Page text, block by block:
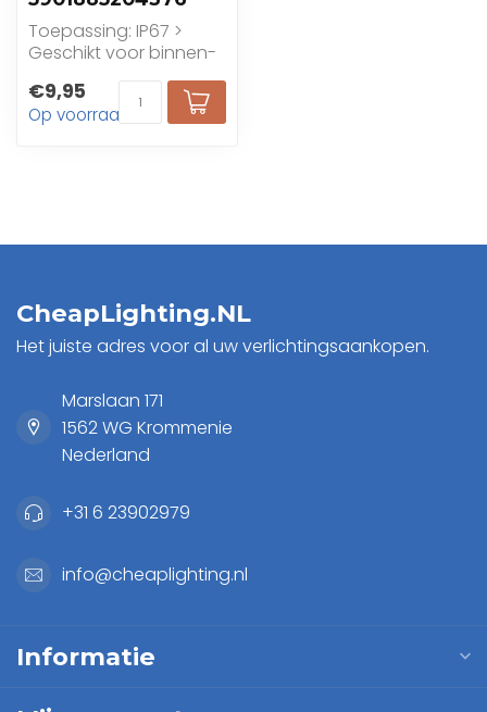
Toepassing: IP67 >
Geschikt voor binnen-
buitentoepassingen,
niet programmeerb...
€9,95
Op voorraad
CheapLighting.NL
Het juiste adres voor al uw verlichtingsaankopen.
Marslaan 171
1562 WG Krommenie
Nederland
+31 6 23902979
info@cheaplighting.nl
Informatie